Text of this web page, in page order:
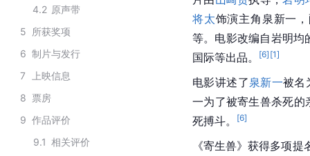
4.2 原声带
5 所获奖项
6 制片与发行
7
上映信息
8 票房
9 作品评价
9.1 相关评价
将太饰演主角泉新一
等。电影改编自岩明均
国际等出品。
[6] [1]
电影讲述了泉新一被名
一为了被寄生兽杀死的
死搏斗。
[6]
《寄生兽》获得多项